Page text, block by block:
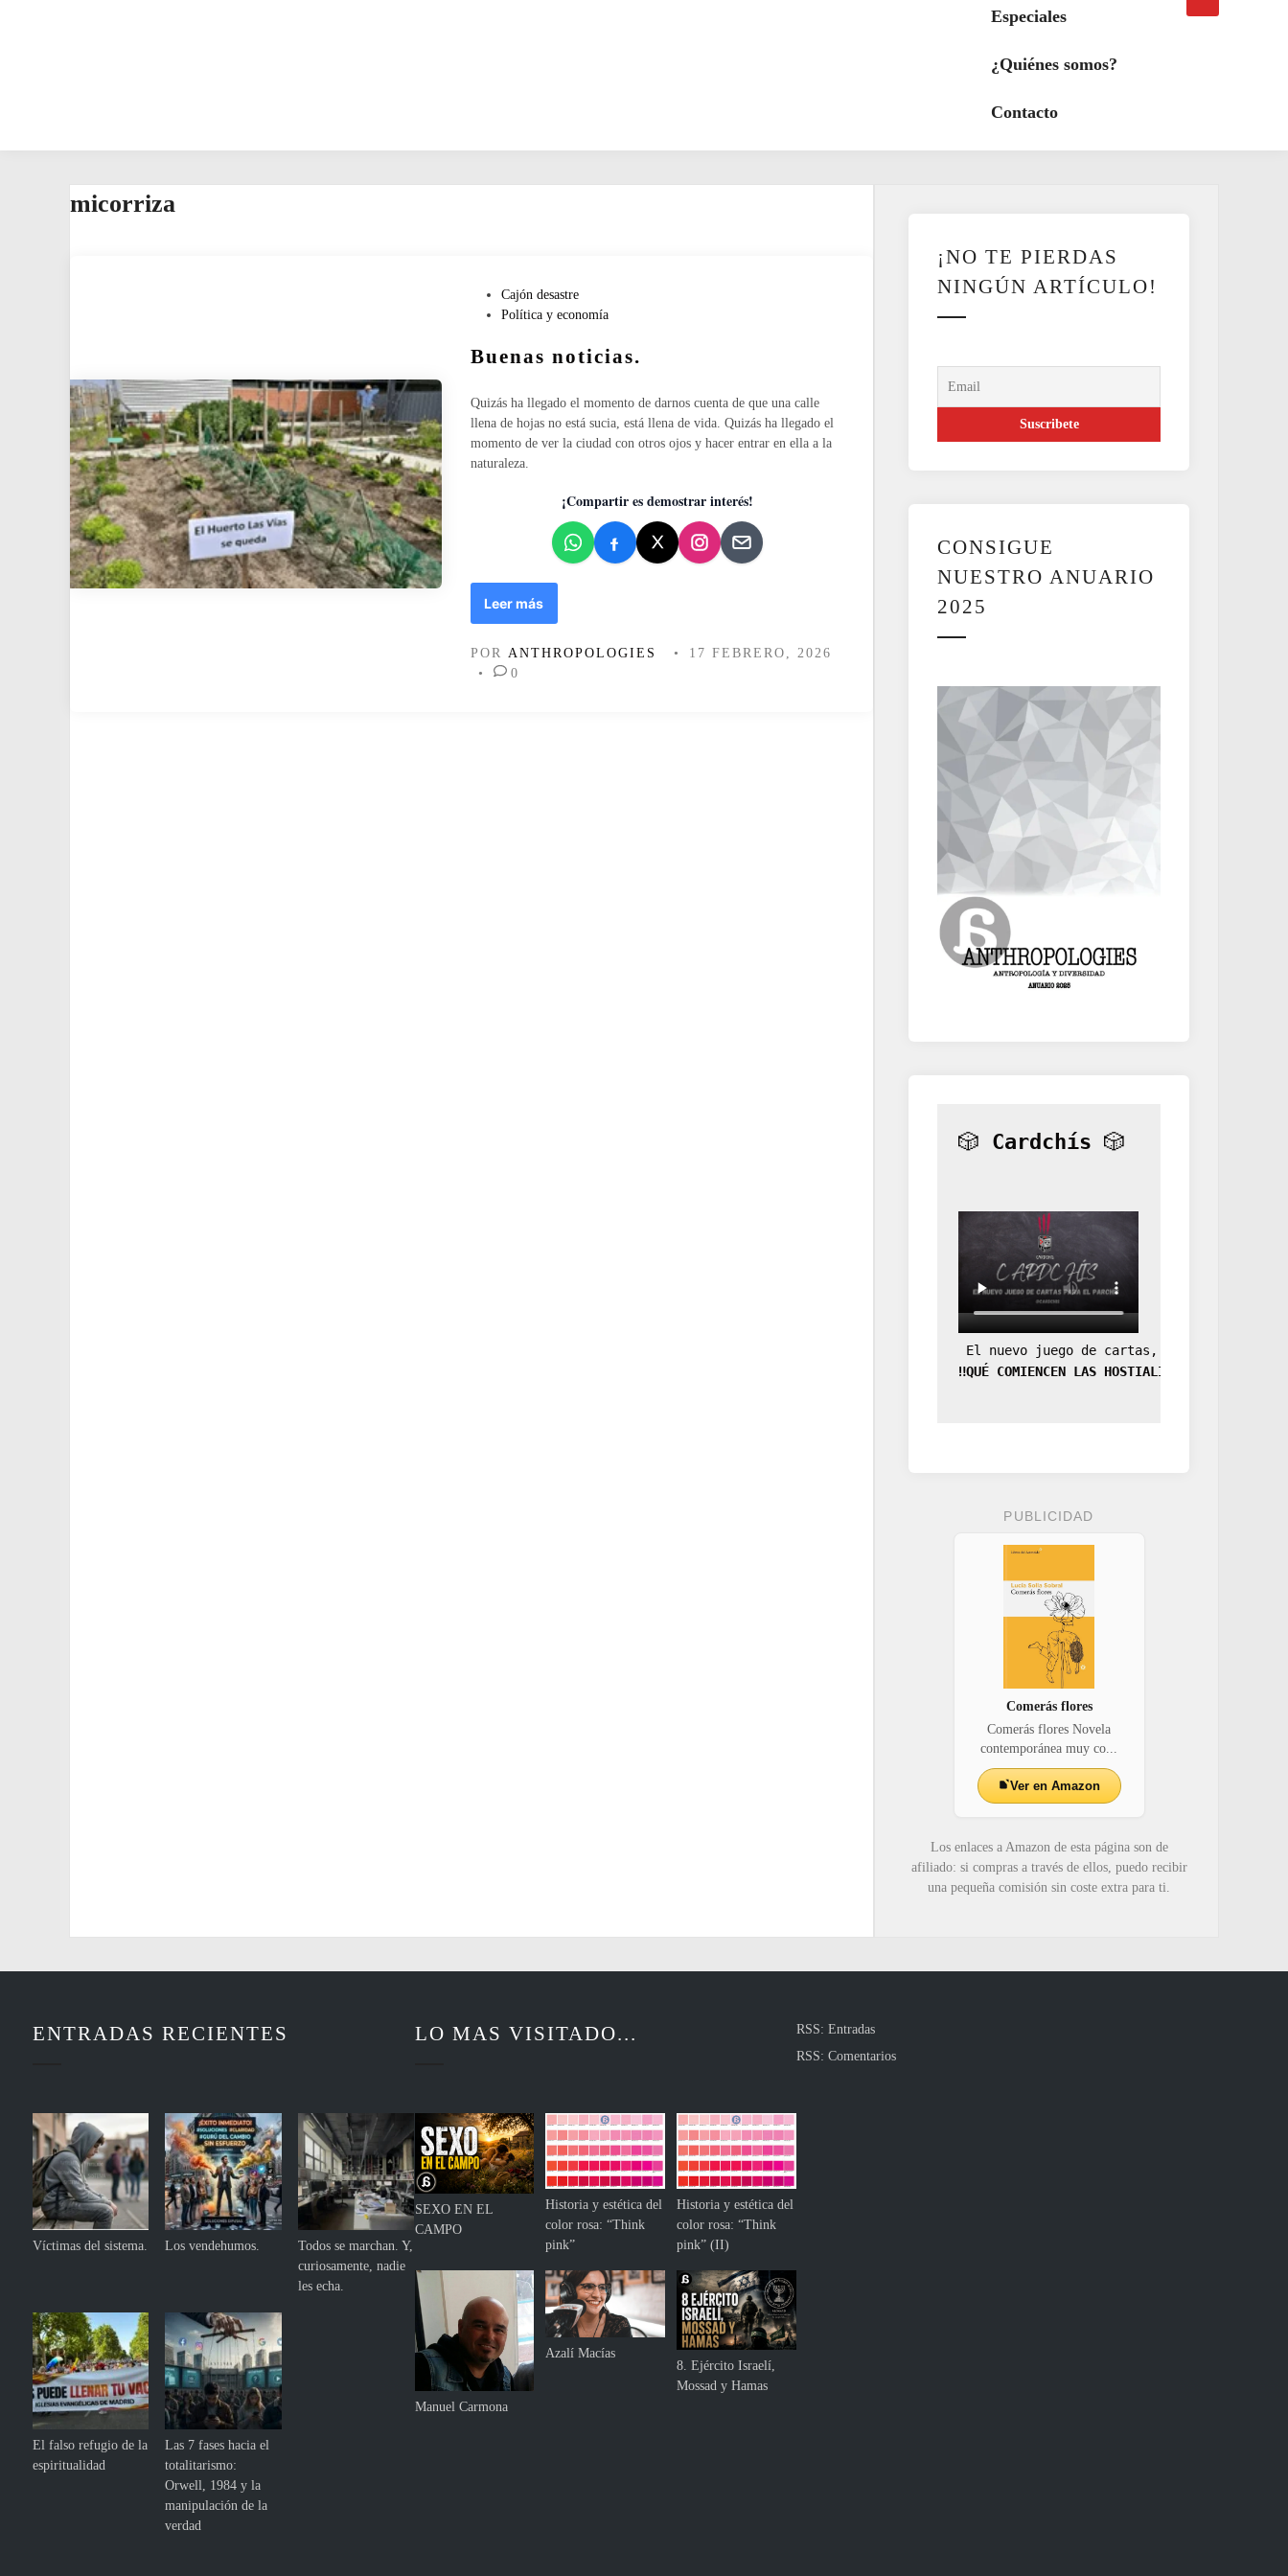
Especiales
¿Quiénes somos?
Contacto
búsqueda
micorriza
l
c
a
Cajón desastre
Política y economía
Buenas noticias.
Quizás ha llegado el momento de darnos cuenta de que una calle
llena de hojas no está sucia, está llena de vida. Quizás ha llegado el
momento de ver la ciudad con otros ojos y hacer entrar en ella a la
naturaleza.
¡Compartir es demostrar interés!
B
u
n
Leer más
POR ANTHROPOLOGIES •
17 FEBRERO, 2026
•
0
¡NO TE PIERDAS
NINGÚN ARTÍCULO!
CONSIGUE
NUESTRO ANUARIO
2025
🎲 Cardchís 🎲
El nuevo juego de cartas, la expansión
‼️QUÉ COMIENCEN LAS HOSTIALIDADES‼️
PUBLICIDAD
Comerás flores
Comerás flores Novela
contemporánea muy co...
Ver en Amazon
Los enlaces a Amazon de esta página son de
afiliado: si compras a través de ellos, puedo recibir
una pequeña comisión sin coste extra para ti.
ENTRADAS RECIENTES
Víctimas del sistema. Los vendehumos.
Todos se marchan. Y,
curiosamente, nadie
les echa.
El falso refugio de la
espiritualidad
Las 7 fases hacia el
totalitarismo:
Orwell, 1984 y la
manipulación de la
verdad
LO MAS VISITADO...
SEXO EN EL
CAMPO
Historia y estética del
color rosa: “Think
pink”
Historia y estética del
color rosa: “Think
pink” (II)
Manuel Carmona
Azalí Macías
8. Ejército Israelí,
Mossad y Hamas
RSS: Entradas
RSS: Comentarios